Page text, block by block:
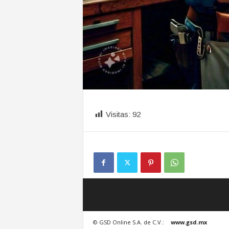
Visitas: 92
© GSD Online S.A. de C.V.: www.gsd.mx